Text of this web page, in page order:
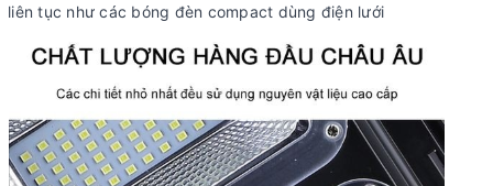
liên tục như các bóng đèn compact dùng điện lưới